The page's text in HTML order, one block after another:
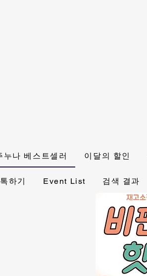
누나 베스트셀러 이달의 할인
하기 Event List 검색 결과